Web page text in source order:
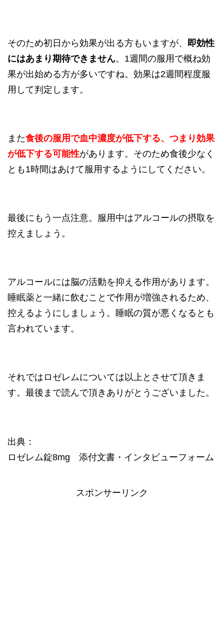
そのため初日から効果が出る方もいますが、 即効性
にはあまり期待できません。1週間の服用で概ね効
果が出始める方が多いですね。効果は2週間程度服
用して判定します。
また食後の服用で血中濃度が低下する、つまり効果
が低下する可能性があります。そのため食後少なく
とも1時間はあけて服用するようにしてください。
最後にもう一点注意。服用中はアルコールの摂取を
控えましょう。
アルコールには脳の活動を抑える作用があります。
睡眠薬と一緒に飲むことで作用が増強されるため、
控えるようにしましょう。睡眠の質が悪くなるとも
言われています。
それではロゼレムについては以上とさせて頂きま
す。最後まで読んで頂きありがとうございました。
出典：
ロゼレム錠8mg 添付文書・インタビューフォーム
スポンサーリンク